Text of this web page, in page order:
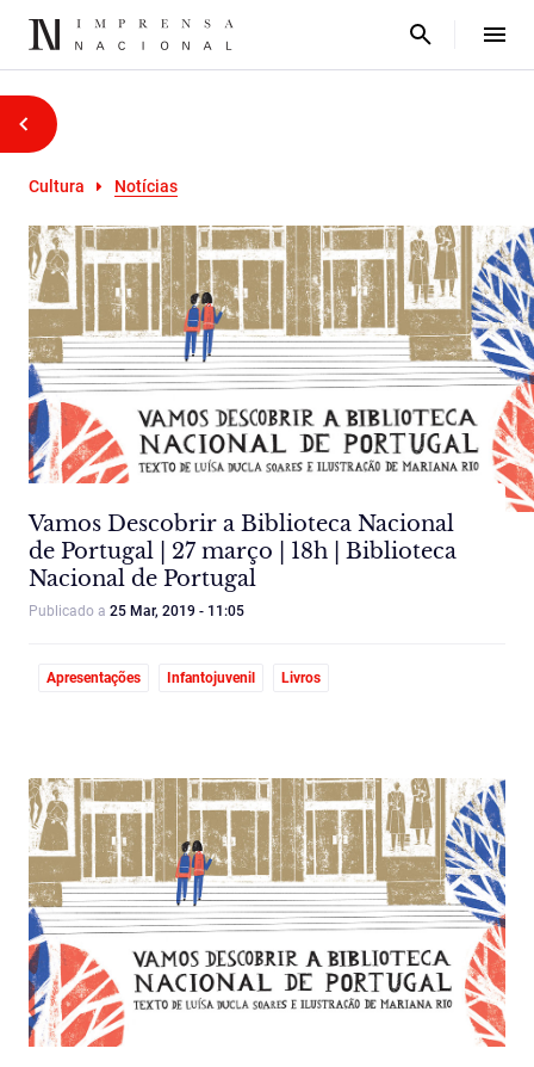
Cultura Notícias
Vamos Descobrir a Biblioteca Nacional
de Portugal | 27 março | 18h | Biblioteca
Nacional de Portugal
Publicado a 25 Mar, 2019 - 11:05
Apresentações Infantojuvenil Livros